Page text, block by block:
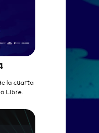
la cuarta
Libre.